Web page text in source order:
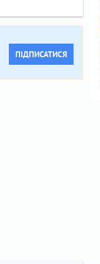
ПІДПИСАТИСЯ